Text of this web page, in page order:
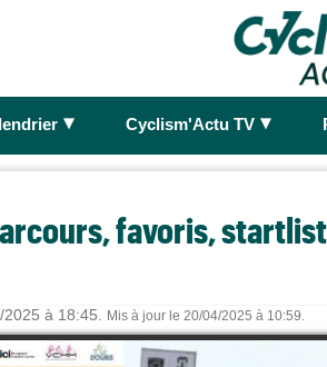
► Cyclism'Actu TV ►
favoris,
à 18:45. Mis à jour le 20/04/2025 à 10:59.